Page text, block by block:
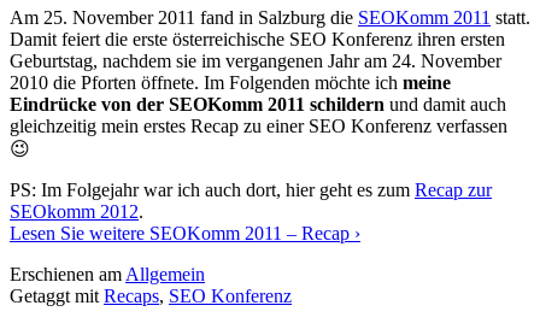
Am 25. November 2011 fand in Salzburg die SEOKomm 2011 statt.
Damit feiert die erste österreichische SEO Konferenz ihren ersten
Geburtstag, nachdem sie im vergangenen Jahr am 24. November
2010 die Pforten öffnete. Im Folgenden möchte ich meine
Eindrücke von der SEOKomm 2011 schildern und damit auch
gleichzeitig mein erstes Recap zu einer SEO Konferenz verfassen
😉
PS: Im Folgejahr war ich auch dort, hier geht es zum Recap zur
SEOkomm 2012.
Lesen Sie weitere SEOKomm 2011 – Recap ›
Erschienen am Allgemein
Getaggt mit Recaps, SEO Konferenz